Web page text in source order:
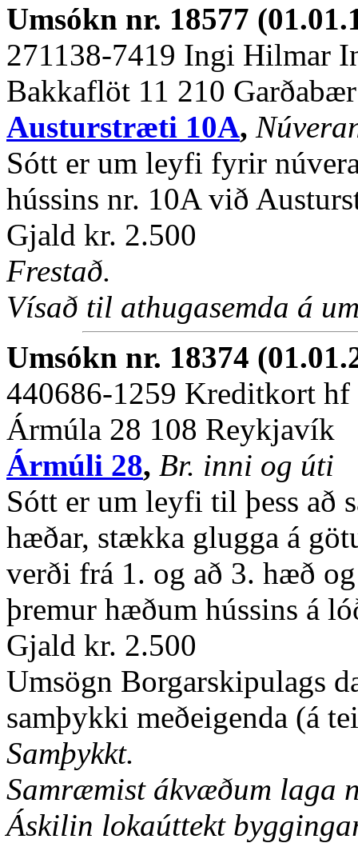
Umsókn nr. 18577
271138-7419 Ingi Hilmar
Bakkaflöt 11 210 Garðabær
Austurstræti 10A,
Sótt er um leyfi fyrir
hússins nr. 10A við
Gjald kr. 2.500
Frestað.
Vísað til athugasemda á
Umsókn nr. 18374
440686-1259 Kreditkort hf
Ármúla 28 108 Reykjavík
Ármúli 28, Br. inni og úti
Sótt er um leyfi til þess að
hæðar, stækka glugga á
verði frá 1. og að 3. hæð
þremur hæðum hússins á
Gjald kr. 2.500
Umsögn Borgarskipulags
samþykki meðeigenda (á
Samþykkt.
Samræmist ákvæðum laga
Áskilin lokaúttekt